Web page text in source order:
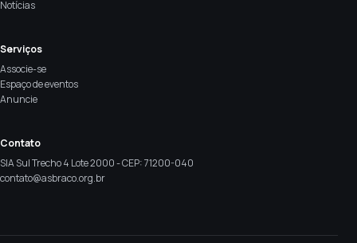
Notícias
Serviços
Associe-se
Espaço de eventos
Anuncie
Contato
SIA Sul Trecho 4 Lote 2000 - CEP: 71200-040
contato@asbraco.org.br